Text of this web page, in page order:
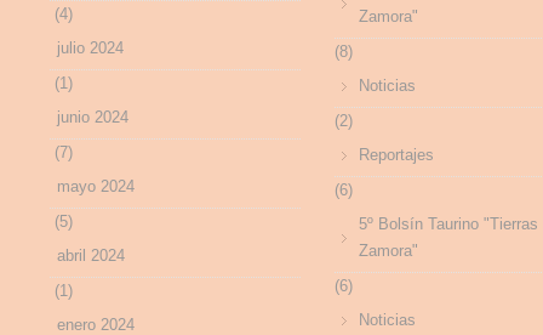
(4)
julio 2024
(1)
junio 2024
(7)
mayo 2024
(5)
abril 2024
(1)
enero 2024
Zamora"
(8)
Noticias
(2)
Reportajes
(6)
5º Bolsín Taurino "Tierras
Zamora"
(6)
Noticias